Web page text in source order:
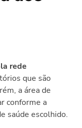
rede
que são
a área de
conforme a
saúde escolhido.